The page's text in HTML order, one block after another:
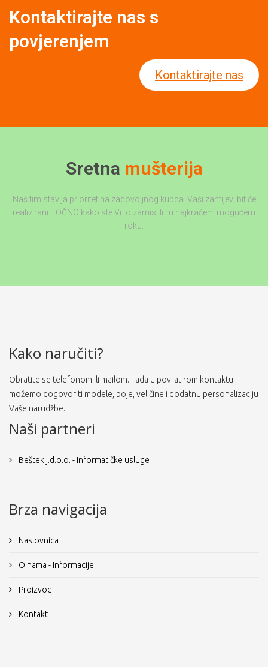
Kontaktirajte nas s
povjerenjem
Kontaktirajte nas
Sretna mušterija
Naš tim stavlja prioritet na zadovoljnog kupca. Vaši zahtijevi bit će
realizirani TOČNO kako ste Vi to zamislili i u najkraćem mogućem
roku.
Kako naručiti?
Obratite se telefonom ili mailom. Tada u povratnom kontaktu
možemo dogovoriti modele, boje, veličine i dodatnu personalizaciju
Vaše narudžbe.
Naši partneri
Beštek j.d.o.o. - Informatičke usluge
Brza navigacija
Naslovnica
O nama - Informacije
Proizvodi
Kontakt